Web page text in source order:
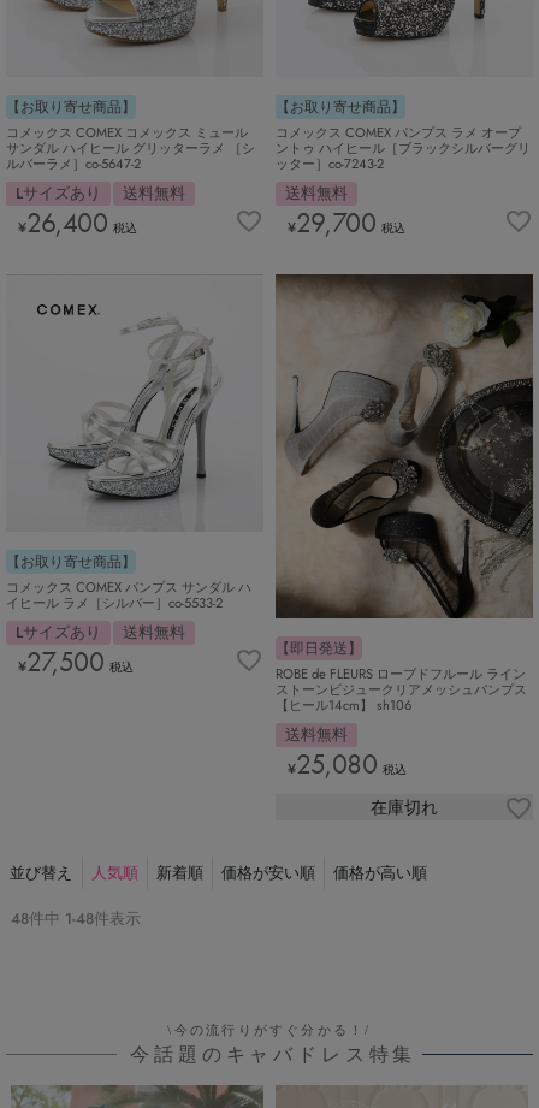
【お取り寄せ商品】
コメックス COMEX コメックス ミュール
サンダル ハイヒール グリッターラメ ［シ
ルバーラメ］co-5647-2
Lサイズあり 送料無料
¥26,400 税込
【お取り寄せ商品】
コメックス COMEX パンプス ラメ オープ
ントゥ ハイヒール［ブラックシルバーグリ
ッター］co-7243-2
送料無料
¥29,700 税込
【お取り寄せ商品】
コメックス COMEX パンプス サンダル ハ
イヒール ラメ［シルバー］co-5533-2
Lサイズあり 送料無料
¥27,500 税込
【即日発送】
ROBE de FLEURS ローブドフルール ライン
ストーンビジュークリアメッシュパンプス
【ヒール14cm】 sh106
送料無料
¥25,080 税込
在庫切れ
並び替え 人気順 新着順 価格が安い順
価格が高い順
48件中 1-48件表示
\今の流行りがすぐ分かる！/
今話題のキャバドレス特集